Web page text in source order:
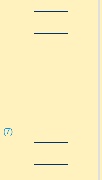
(7)